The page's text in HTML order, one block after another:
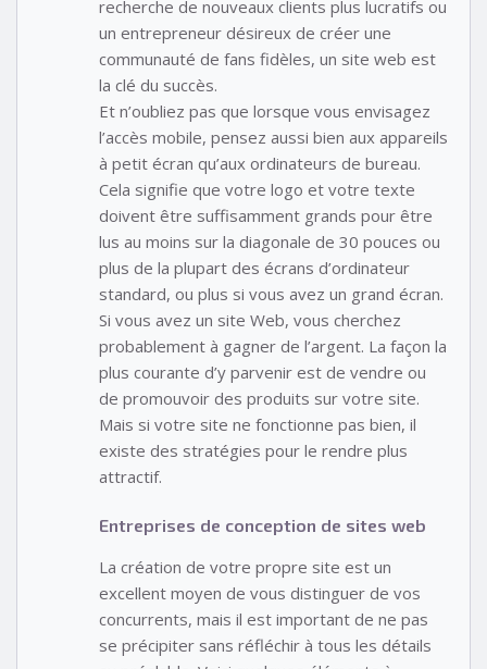
recherche de nouveaux clients plus lucratifs ou
un entrepreneur désireux de créer une
communauté de fans fidèles, un site web est
la clé du succès.
Et n’oubliez pas que lorsque vous envisagez
l’accès mobile, pensez aussi bien aux appareils
à petit écran qu’aux ordinateurs de bureau.
Cela signifie que votre logo et votre texte
doivent être suffisamment grands pour être
lus au moins sur la diagonale de 30 pouces ou
plus de la plupart des écrans d’ordinateur
standard, ou plus si vous avez un grand écran.
Si vous avez un site Web, vous cherchez
probablement à gagner de l’argent. La façon la
plus courante d’y parvenir est de vendre ou
de promouvoir des produits sur votre site.
Mais si votre site ne fonctionne pas bien, il
existe des stratégies pour le rendre plus
attractif.
Entreprises de conception de sites web
La création de votre propre site est un
excellent moyen de vous distinguer de vos
concurrents, mais il est important de ne pas
se précipiter sans réfléchir à tous les détails